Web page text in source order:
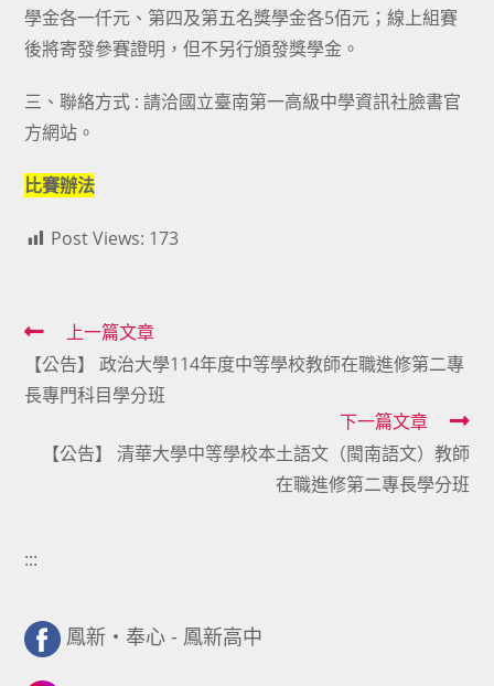
學金各一仟元、第四及第五名獎學金各5佰元；線上組賽
後將寄發參賽證明，但不另行頒發獎學金。
三、聯絡方式 : 請洽國立臺南第一高級中學資訊社臉書官
方網站。
比賽辦法
Post Views: 173
Read
more
articles
上一篇文章
【公告】 政治大學114年度中等學校教師在職進修第二專
長專門科目學分班
下一篇文章
【公告】 清華大學中等學校本土語文（閩南語文）教師
在職進修第二專長學分班
:::
鳳新・奉心 - 鳳新高中